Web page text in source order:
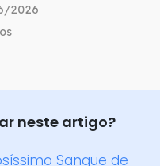
2026
neste artigo?
Sangue de